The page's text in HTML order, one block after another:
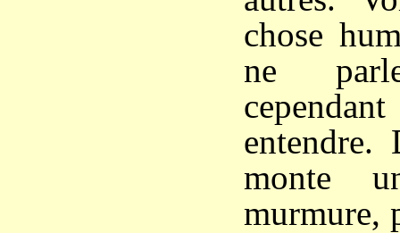
chose
ne
entendre.
monte
murmure,